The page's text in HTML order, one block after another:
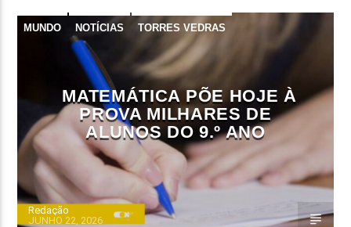
MUNDO NOTÍCIAS TORRES VEDRAS
MATEMÁTICA PÕE HOJE À
PROVA MILHARES DE
ALUNOS DO 9.º ANO
Redação
JUNHO 22, 2026